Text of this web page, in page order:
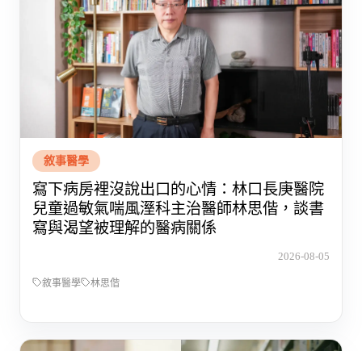
敘事醫學
寫下病房裡沒說出口的心情：林口長庚醫院
兒童過敏氣喘風溼科主治醫師林思偕，談書
寫與渴望被理解的醫病關係
2026-08-05
敘事醫學 林思偕